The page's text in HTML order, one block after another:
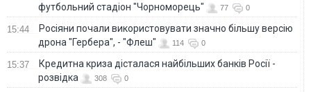
футбольний стадіон "Чорноморець"
77 0
15:44
Росіяни почали використовувати значно більшу версію
дрона "Гербера", - "Флеш"
114 0
15:37
Кредитна криза дісталася найбільших банків Росії -
розвідка
308 0